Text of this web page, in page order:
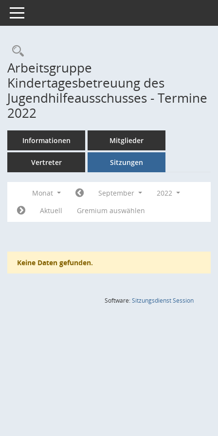
Toggle navigation
Rechercheauswahl
Arbeitsgruppe
Kindertagesbetreuung des
Jugendhilfeausschusses - Termine
2022
Informationen Mitglieder
Vertreter Sitzungen
Monat September
2022
Aktuell
Gremium auswählen
Keine Daten gefunden.
Software:SitzungsdienstSession(Wird in